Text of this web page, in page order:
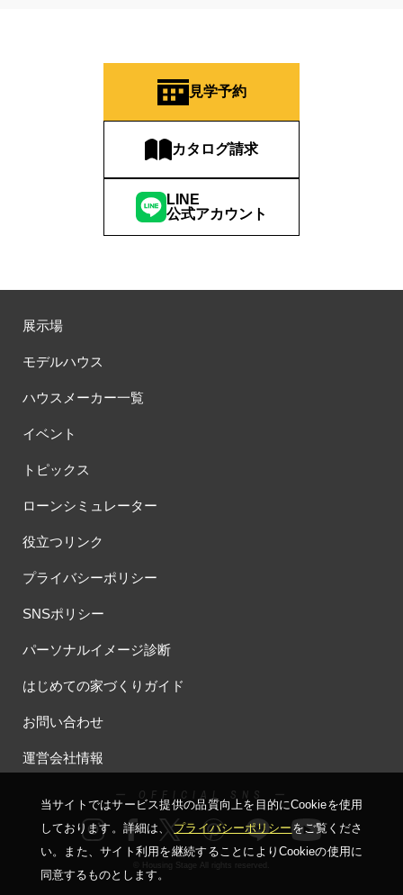
見学予約
カタログ請求
LINE
公式アカウント
展示場
モデルハウス
ハウスメーカー一覧
イベント
トピックス
ローンシミュレーター
役立つリンク
プライバシーポリシー
SNSポリシー
パーソナルイメージ診断
はじめての家づくりガイド
お問い合わせ
運営会社情報
ー OFFICIAL SNS ー
© Housing Stage All rights reserved.
当サイトではサービス提供の品質向上を⽬的にCookieを使⽤
しております。詳細は、プライバシーポリシーをご覧くださ
い。
また、サイト利⽤を継続することによりCookieの使⽤に
同意するものとします。